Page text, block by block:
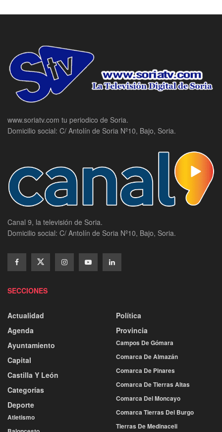
www.soriatv.com tu periodico de Soria.
Domicilio social: C/ Antolín de Soria Nº10, Bajo, Soria.
Canal 9, la televisión de Soria.
Domicilio social: C/ Antolín de Soria Nº10, Bajo, Soria.
SECCIONES
Actualidad
Agenda
Ayuntamiento
Capital
Castilla Y León
Categorías
Deporte
Atletismo
Política
Provincia
Campos De Gómara
Comarca De Almazán
Comarca De Pinares
Comarca De Tierras Altas
Comarca Del Moncayo
Comarca Tierras Del Burgo
Tierras De Medinaceli